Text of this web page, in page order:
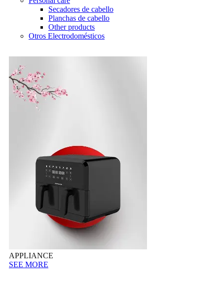
Secadores de cabello
Planchas de cabello
Other products
Otros Electrodomésticos
APPLIANCE
SEE MORE